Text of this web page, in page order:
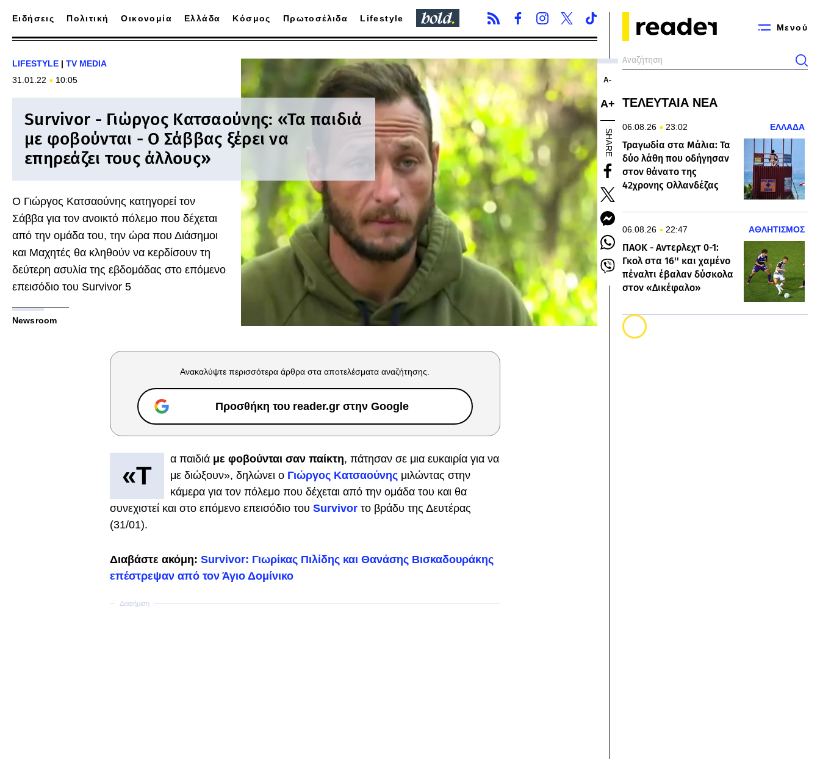
Μενού
Ειδήσεις Πολιτική Οικονομία Ελλάδα Κόσμος Πρωτοσέλιδα Lifestyle
LIFESTYLE | TV MEDIA
31.01.22
10:05
Survivor - Γιώργος Κατσαούνης: «Τα παιδιά
με φοβούνται - Ο Σάββας ξέρει να
επηρεάζει τους άλλους»
Ο Γιώργος Κατσαούνης κατηγορεί τον
Σάββα για τον ανοικτό πόλεμο που δέχεται
από την ομάδα του, την ώρα που Διάσημοι
και Μαχητές θα κληθούν να κερδίσουν τη
δεύτερη ασυλία της εβδομάδας στο επόμενο
επεισόδιο του Survivor 5
Newsroom
Α-
Α+
SHARE
Ανακαλύψτε περισσότερα άρθρα στα αποτελέσματα αναζήτησης.
Προσθήκη του reader.gr στην Google
«Τ
α παιδιά με φοβούνται σαν παίκτη, πάτησαν σε μια ευκαιρία για να
με διώξουν», δηλώνει ο Γιώργος Κατσαούνηςμιλώντας στην
κάμερα για τον πόλεμο που δέχεται από την ομάδα του και θα
συνεχιστεί και στο επόμενο επεισόδιο του Survivorτο βράδυ της Δευτέρας
(31/01).
Διαβάστε ακόμη: Survivor: Γιωρίκας Πιλίδης και Θανάσης Βισκαδουράκης
επέστρεψαν από τον Άγιο Δομίνικο
ΤΕΛΕΥΤΑΙΑ ΝΕΑ
06.08.26 23:02 ΕΛΛΑΔΑ
Τραγωδία στα Μάλια: Τα
δύο λάθη που οδήγησαν
στον θάνατο της
42χρονης Ολλανδέζας
06.08.26 22:47 ΑΘΛΗΤΙΣΜΟΣ
ΠΑΟΚ - Αντερλεχτ 0-1:
Γκολ στα 16'' και χαμένο
πέναλτι έβαλαν δύσκολα
στον «Δικέφαλο»